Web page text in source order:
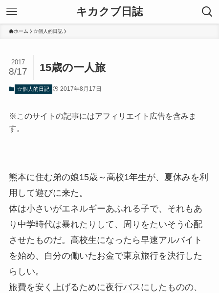
キカクブ日誌
ホーム ☆個人的日記
15歳の一人旅
2017
8/17
☆個人的日記 2017年8月17日
※このサイトの記事にはアフィリエイト広告を含みま
す。
熊本に住む弟の娘15歳～高校1年生が、夏休みを利
用して遊びに来た。
体は小さいがエネルギーあふれる子で、それもあ
り中学時代は暴れたりして、周りをたいそう心配
させたものだ。高校生になったら早速アルバイト
を始め、自分の働いたお金で東京旅行を決行した
らしい。
旅費を安く上げるために夜行バスにしたものの、